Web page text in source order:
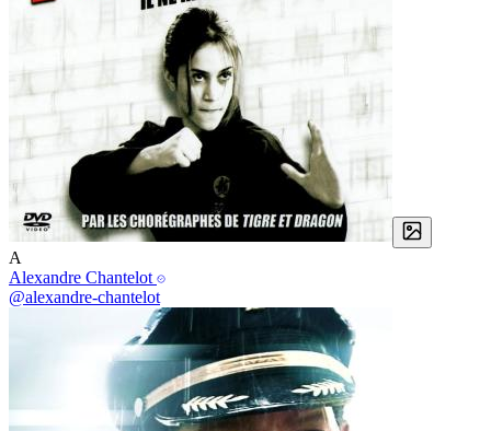
A
Alexandre Chantelot
@alexandre-chantelot